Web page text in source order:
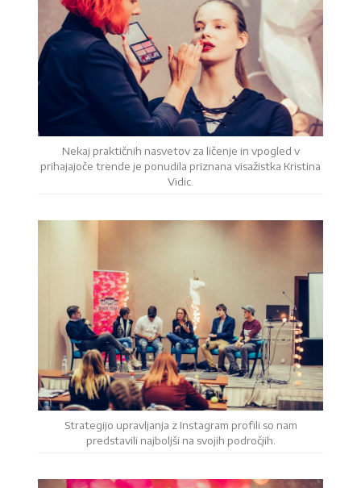
Nekaj praktičnih nasvetov za ličenje in vpogled v
prihajajoče trende je ponudila priznana visažistka Kristina
Vidic.
Strategijo upravljanja z Instagram profili so nam
predstavili najboljši na svojih področjih.